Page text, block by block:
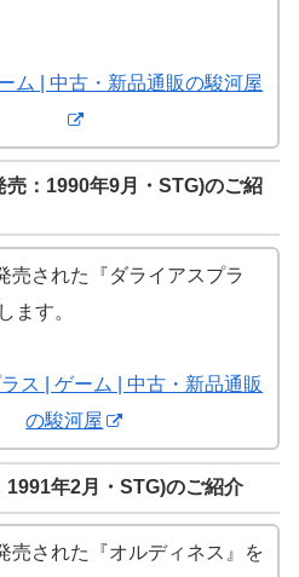
ム | 中古・新品通販の駿河屋
売：1990年9月・STG)のご紹
売された『ダライアスプラ
ます。
ス | ゲーム | 中古・新品通販
の駿河屋
1991年2月・STG)のご紹介
売された『オルディネス』を